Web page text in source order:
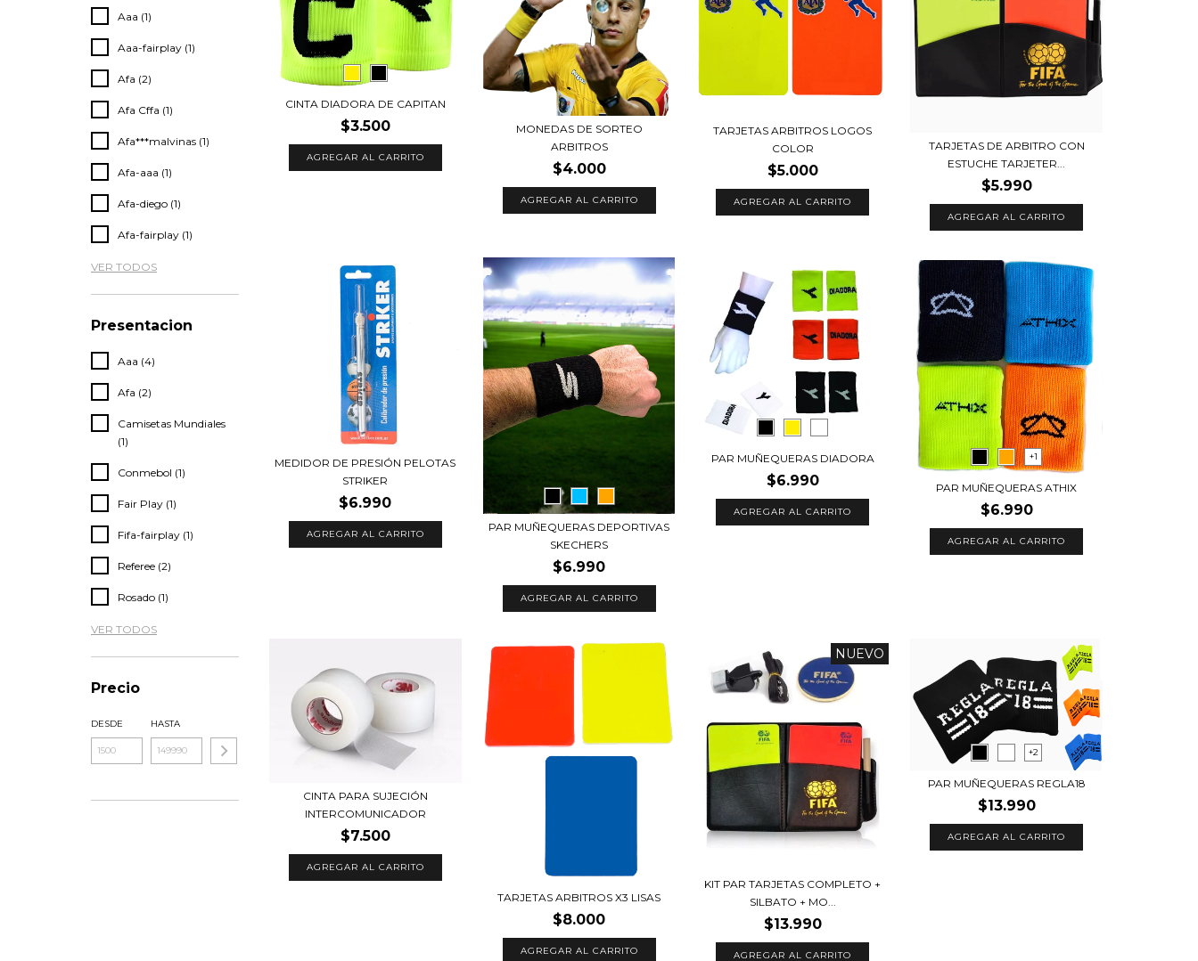
Aaa (1)
Aaa-fairplay (1)
Afa (2)
Afa Cffa (1)
Afa***malvinas (1)
Afa-aaa (1)
Afa-diego (1)
Afa-fairplay (1)
VER TODOS
Presentacion
Aaa (4)
Afa (2)
Camisetas Mundiales
(1)
Conmebol (1)
Fair Play (1)
Fifa-fairplay (1)
Referee (2)
Rosado (1)
VER TODOS
Precio
DESDE HASTA
CINTA DIADORA DE CAPITAN
$3.500
AGREGAR AL CARRITO
MONEDAS DE SORTEO
ARBITROS
$4.000
AGREGAR AL CARRITO
TARJETAS ARBITROS LOGOS
COLOR
$5.000
AGREGAR AL CARRITO
TARJETAS DE ARBITRO CON
ESTUCHE TARJETER...
$5.990
MEDIDOR DE PRESIÓN PELOTAS
STRIKER
$6.990
PAR MUÑEQUERAS DEPORTIVAS
SKECHERS
$6.990
AGREGAR AL CARRITO
PAR MUÑEQUERAS DIADORA
$6.990
AGREGAR AL CARRITO
+1
PAR MUÑEQUERAS ATHIX
$6.990
AGREGAR AL CARRITO
CINTA PARA SUJECIÓN
INTERCOMUNICADOR
$7.500
TARJETAS ARBITROS X3 LISAS
$8.000
NUEVO
KIT PAR TARJETAS COMPLETO +
SILBATO + MO...
$13.990
+2
PAR MUÑEQUERAS REGLA18
$13.990
AGREGAR AL CARRITO